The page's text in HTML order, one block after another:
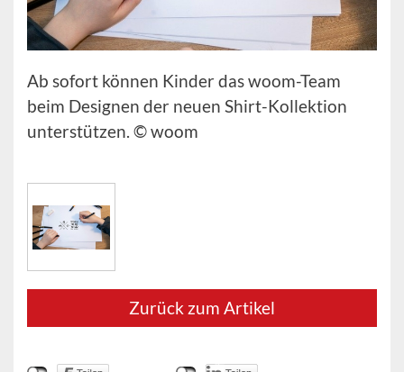
Ab sofort können Kinder das woom-Team
beim Designen der neuen Shirt-Kollektion
unterstützen. © woom
Zurück zum Artikel